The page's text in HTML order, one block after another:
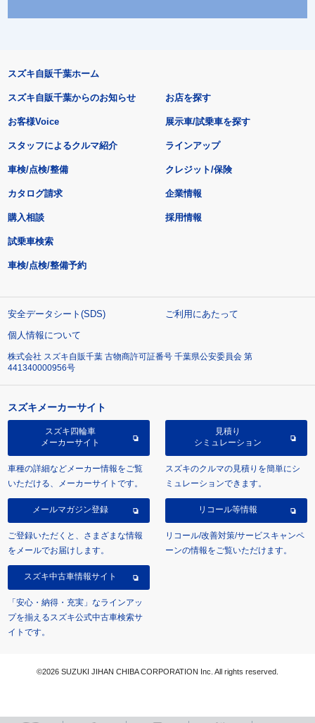
スズキ自販千葉ホーム
スズキ自販千葉からのお知らせ
お客様Voice
スタッフによるクルマ紹介
お店を探す
展示車/試乗車を探す
ラインアップ
車検/点検/整備 クレジット/保険
カタログ請求
購入相談
試乗車検索
車検/点検/整備予約
企業情報
採用情報
安全データシート(SDS)
ご利用にあたって
個人情報について
株式会社 スズキ自販千葉 古物商許可証番号 千葉県公安委員会 第
441340000956号
スズキメーカーサイト
スズキ四輪車
メーカーサイト
車種の詳細などメーカー情報をご覧
いただける、メーカーサイトです。
見積り
シミュレーション
スズキのクルマの見積りを簡単にシ
ミュレーションできます。
メールマガジン登録
ご登録いただくと、さまざまな情報
をメールでお届けします。
リコール等情報
リコール/改善対策/サービスキャンペ
ーンの情報をご覧いただけます。
スズキ中古車情報サイト
「安心・納得・充実」なラインアッ
プを揃えるスズキ公式中古車検索サ
イトです。
©2026 SUZUKI JIHAN CHIBA CORPORATION Inc. All rights reserved.